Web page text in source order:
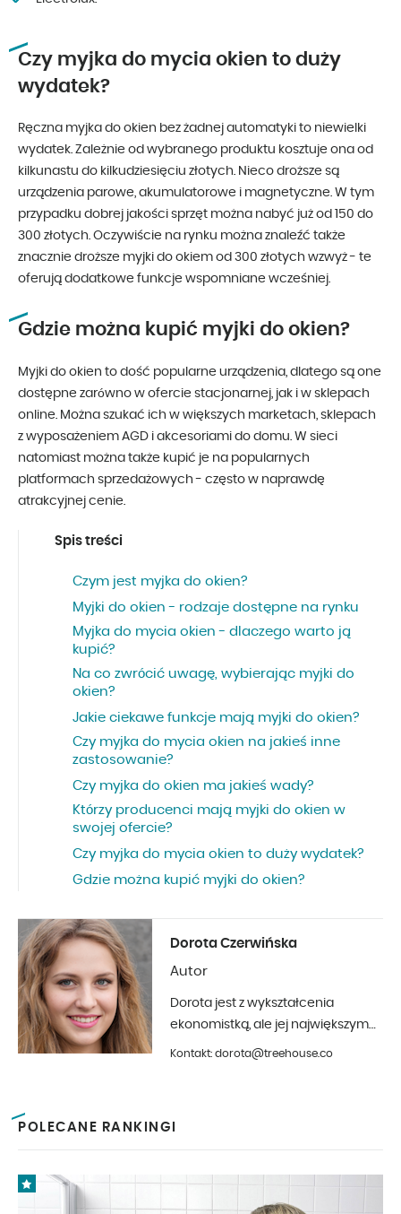
Czy myjka do mycia okien to duży
wydatek?
Ręczna myjka do okien bez żadnej automatyki to niewielki
wydatek. Zależnie od wybranego produktu kosztuje ona od
kilkunastu do kilkudziesięciu złotych. Nieco droższe są
urządzenia parowe, akumulatorowe i magnetyczne. W tym
przypadku dobrej jakości sprzęt można nabyć już od 150 do
300 złotych. Oczywiście na rynku można znaleźć także
znacznie droższe myjki do okiem od 300 złotych wzwyż - te
oferują dodatkowe funkcje wspomniane wcześniej.
Gdzie można kupić myjki do okien?
Myjki do okien to dość popularne urządzenia, dlatego są one
dostępne zarówno w ofercie stacjonarnej, jak i w sklepach
online. Można szukać ich w większych marketach, sklepach
z wyposażeniem AGD i akcesoriami do domu. W sieci
natomiast można także kupić je na popularnych
platformach sprzedażowych - często w naprawdę
atrakcyjnej cenie.
Spis treści
Czym jest myjka do okien?
Myjki do okien - rodzaje dostępne na rynku
Myjka do mycia okien - dlaczego warto ją
kupić?
Na co zwrócić uwagę, wybierając myjki do
okien?
Jakie ciekawe funkcje mają myjki do okien?
Czy myjka do mycia okien na jakieś inne
zastosowanie?
Czy myjka do okien ma jakieś wady?
Którzy producenci mają myjki do okien w
swojej ofercie?
Czy myjka do mycia okien to duży wydatek?
Gdzie można kupić myjki do okien?
Dorota Czerwińska
Autor
Dorota jest z wykształcenia
ekonomistką, ale jej największym
hobby jest fotografia i aranżacja
Kontakt: dorota@treehouse.co
POLECANE RANKINGI